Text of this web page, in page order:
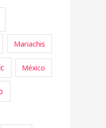
Mariachis
México